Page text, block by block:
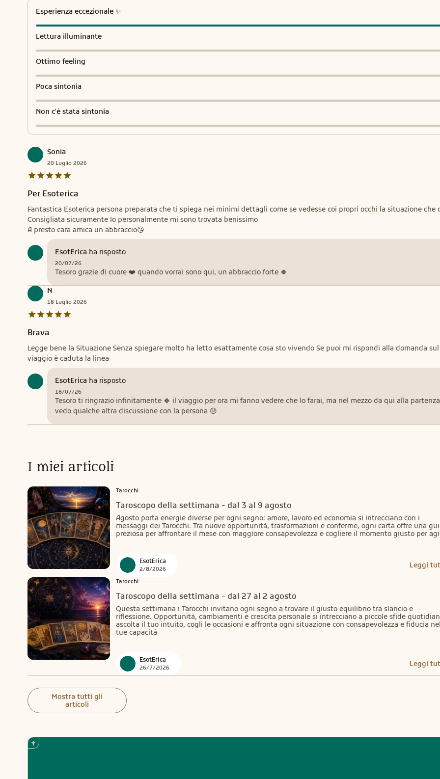
Esperienza eccezionale ✨
Lettura illuminante
Ottimo feeling
Poca sintonia
Non c'è stata sintonia
Sonia
20 Luglio 2026
Per Esoterica
Fantastica Esoterica persona preparata che ti spiega nei minimi dettagli come se vedesse coi propri occhi la situazione che dire?
Consigliata sicuramente Io personalmente mi sono trovata benissimo
A presto cara amica un abbraccio😘
EsotErica ha risposto
20/07/26
Tesoro grazie di cuore ❤️ quando vorrai sono qui, un abbraccio forte 🍀
N
18 Luglio 2026
Brava
Legge bene la Situazione Senza spiegare molto ha letto esattamente cosa sto vivendo Se puoi mi rispondi alla domanda sul
viaggio è caduta la linea
EsotErica ha risposto
18/07/26
Tesoro ti ringrazio infinitamente 🍀 il viaggio per ora mi fanno vedere che lo farai, ma nel mezzo da qui alla partenza
vedo qualche altra discussione con la persona 😓
I miei articoli
Tarocchi
Taroscopo della settimana - dal 3 al 9 agosto
Agosto porta energie diverse per ogni segno: amore, lavoro ed economia si intrecciano con i
messaggi dei Tarocchi. Tra nuove opportunità, trasformazioni e conferme, ogni carta offre una
preziosa per affrontare il mese con maggiore consapevolezza e cogliere il momento giusto per
EsotErica
2/8/2026 Leggi
Tarocchi
Taroscopo della settimana - dal 27 al 2 agosto
Questa settimana i Tarocchi invitano ogni segno a trovare il giusto equilibrio tra slancio e
riflessione. Opportunità, cambiamenti e crescita personale si intrecciano a piccole sfide
ascolta il tuo intuito, cogli le occasioni e affronta ogni situazione con consapevolezza e fiducia
tue capacità
EsotErica
26/7/2026 Leggi
Mostra tutti gli
articoli